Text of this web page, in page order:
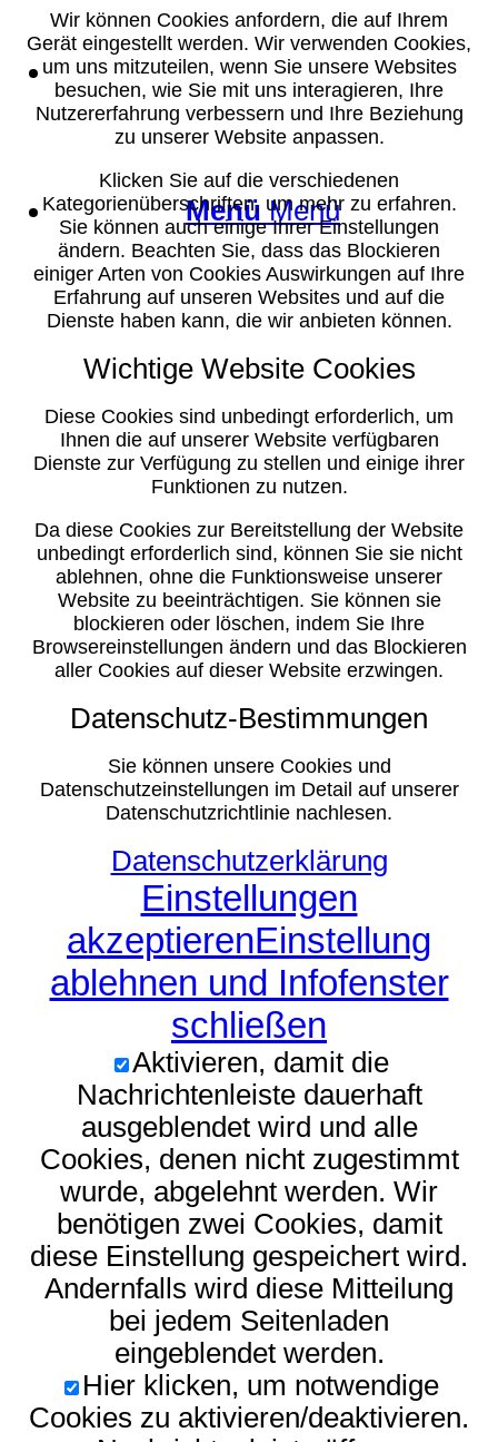
Suche
Menü Menü
Wir können Cookies anfordern, die auf Ihrem
Gerät eingestellt werden. Wir verwenden Cookies,
um uns mitzuteilen, wenn Sie unsere Websites
besuchen, wie Sie mit uns interagieren, Ihre
Nutzererfahrung verbessern und Ihre Beziehung
zu unserer Website anpassen.
Klicken Sie auf die verschiedenen
Kategorienüberschriften, um mehr zu erfahren.
Sie können auch einige Ihrer Einstellungen
ändern. Beachten Sie, dass das Blockieren
einiger Arten von Cookies Auswirkungen auf Ihre
Erfahrung auf unseren Websites und auf die
Dienste haben kann, die wir anbieten können.
Wichtige Website Cookies
Diese Cookies sind unbedingt erforderlich, um
Ihnen die auf unserer Website verfügbaren
Dienste zur Verfügung zu stellen und einige ihrer
Funktionen zu nutzen.
Da diese Cookies zur Bereitstellung der Website
unbedingt erforderlich sind, können Sie sie nicht
ablehnen, ohne die Funktionsweise unserer
Website zu beeinträchtigen. Sie können sie
blockieren oder löschen, indem Sie Ihre
Browsereinstellungen ändern und das Blockieren
aller Cookies auf dieser Website erzwingen.
Datenschutz-Bestimmungen
Sie können unsere Cookies und
Datenschutzeinstellungen im Detail auf unserer
Datenschutzrichtlinie nachlesen.
Datenschutzerklärung
Einstellungen
akzeptierenEinstellung
ablehnen und Infofenster
schließen
Aktivieren, damit die
Nachrichtenleiste dauerhaft
ausgeblendet wird und alle
Cookies, denen nicht zugestimmt
wurde, abgelehnt werden. Wir
benötigen zwei Cookies, damit
diese Einstellung gespeichert wird.
Andernfalls wird diese Mitteilung
bei jedem Seitenladen
eingeblendet werden.
Hier klicken, um notwendige
Cookies zu aktivieren/deaktivieren.